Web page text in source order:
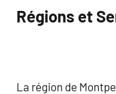
Régions et
La région de